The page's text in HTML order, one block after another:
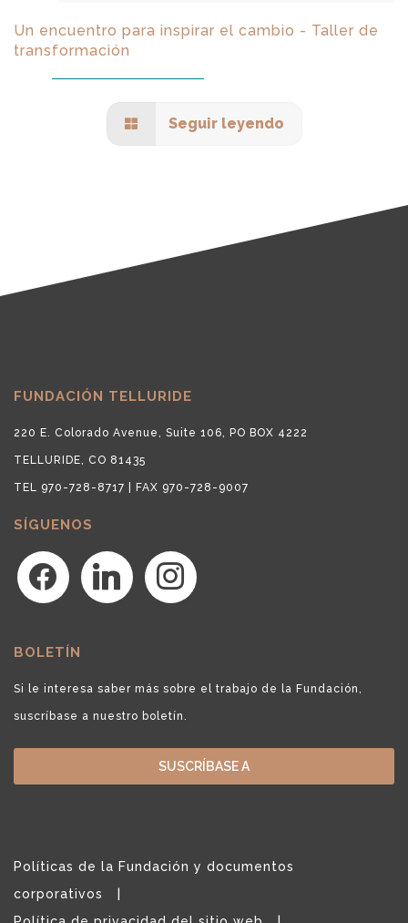
Un encuentro para inspirar el cambio - Taller de
transformación
Seguir leyendo
FUNDACIÓN TELLURIDE
220 E. Colorado Avenue, Suite 106, PO BOX 4222
TELLURIDE, CO 81435
TEL 970-728-8717 | FAX 970-728-9007
SÍGUENOS
facebook linkedin instagram
BOLETÍN
Si le interesa saber más sobre el trabajo de la Fundación,
suscríbase a nuestro boletín.
SUSCRÍBASE A
Políticas de la Fundación y documentos
corporativos